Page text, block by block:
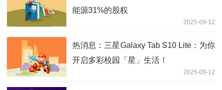
能源31%的股权
2025-09-12
热消息：三星Galaxy Tab S10 Lite：为你
开启多彩校园「星」生活！
2025-09-12